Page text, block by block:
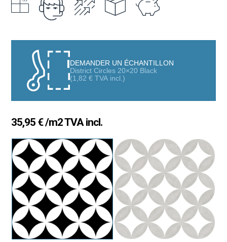
transformer vos espaces intérieurs avec un revêtement alliant
modernité et fonctionnalité. Fabriqués en grès cérame de haute
ajoutant une touche créative et sophistiquée à tout espace.
Caractéristiques principales
qui se démarquent dans n’importe quelle pièce.
durable, ils assurent une performance exceptionnelle même
dans des environnements exigeants.
Design géométrique circulaire : Des motifs modernes et
dynamiques qui apportent style et caractère contemporain
aux intérieurs.
Finition polyvalente :Compatibles avec divers styles
décoratifs, du minimalisme à l’industriel ou au
contemporain.
DEMANDER UN ÉCHANTILLON
District Circles 20×20 Black
(1,82 € TVA incl.)
35,95 €/m2 TVA incl.